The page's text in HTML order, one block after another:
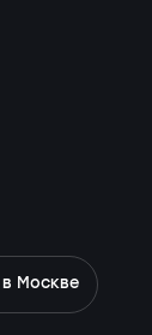
Москве